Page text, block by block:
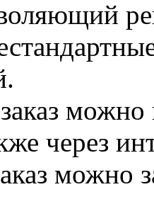
можно
через
можно